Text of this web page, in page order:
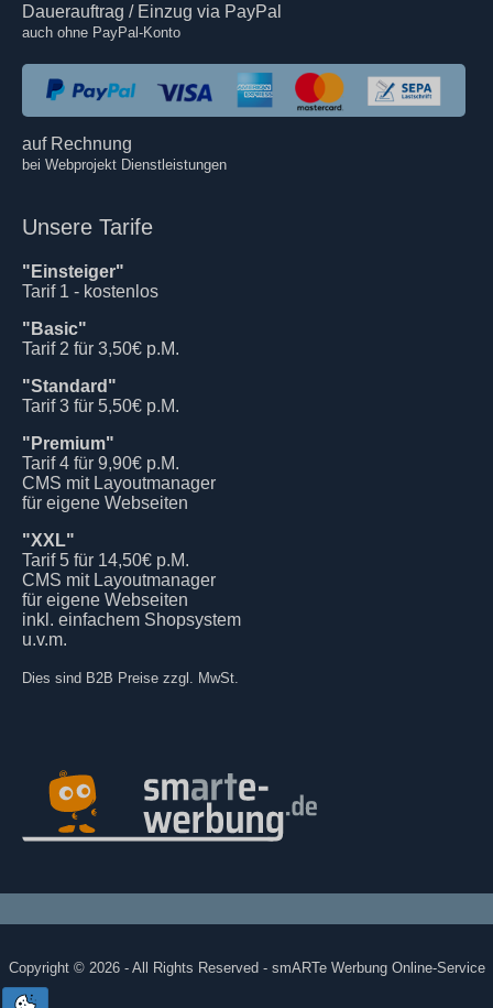
Dauerauftrag / Einzug via PayPal
auch ohne PayPal-Konto
auf Rechnung
bei Webprojekt Dienstleistungen
Unsere Tarife
"Einsteiger"
Tarif 1 - kostenlos
"Basic"
Tarif 2 für 3,50€ p.M.
"Standard"
Tarif 3 für 5,50€ p.M.
"Premium"
Tarif 4 für 9,90€ p.M.
CMS mit Layoutmanager
für eigene Webseiten
"XXL"
Tarif 5 für 14,50€ p.M.
CMS mit Layoutmanager
für eigene Webseiten
inkl. einfachem Shopsystem
u.v.m.
Dies sind B2B Preise zzgl. MwSt.
Copyright © 2026 - All Rights Reserved - smARTe Werbung Online-Service